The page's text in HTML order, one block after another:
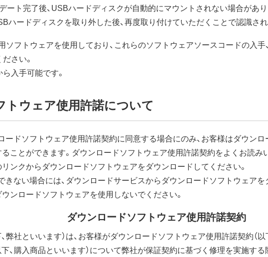
ート完了後、USBハードディスクが自動的にマウントされない場合があ
ハードディスクを取り外した後、再度取り付けていただくことで認識さ
ソフトウェアを使用しており、これらのソフトウェアソースコードの入手
さい。
ら入手可能です。
トウェア使用許諾について
ードソフトウェア使用許諾契約に同意する場合にのみ、お客様はダウン
ることができます。ダウンロードソフトウェア使用許諾契約をよくお読み
ンクからダウンロードソフトウェアをダウンロードしてください。
きない場合には、ダウンロードサービスからダウンロードソフトウェア
ンロードソフトウェアを使用しないでください。
ダウンロードソフトウェア使用許諾契約
、弊社といいます）は、お客様がダウンロードソフトウェア使用許諾契約（
、購入商品といいます）について弊社が保証契約に基づく修理を実施す